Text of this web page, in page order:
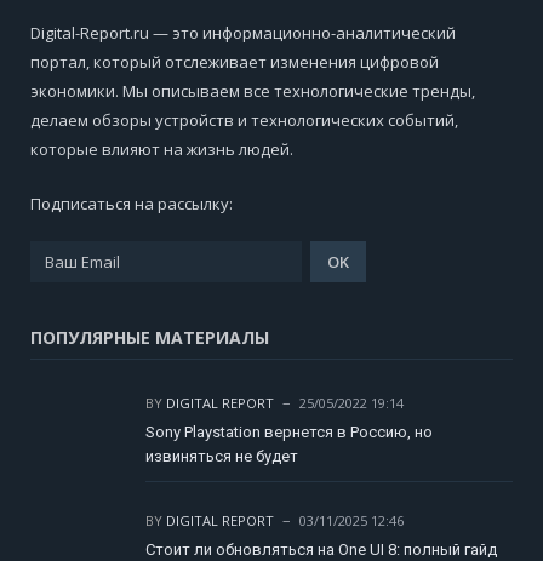
Digital-Report.ru — это информационно-аналитический
портал, который отслеживает изменения цифровой
экономики. Мы описываем все технологические тренды,
делаем обзоры устройств и технологических событий,
которые влияют на жизнь людей.
Подписаться на рассылку:
ПОПУЛЯРНЫЕ МАТЕРИАЛЫ
BY DIGITAL REPORT
25/05/2022 19:14
Sony Playstation вернется в Россию, но
извиняться не будет
BY DIGITAL REPORT
03/11/2025 12:46
Стоит ли обновляться на One UI 8: полный гайд